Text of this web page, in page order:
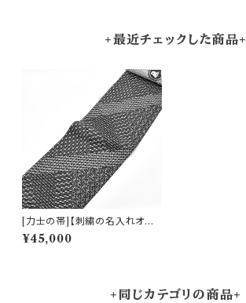
+最近チェックした商品+
[力士の帯]【刺繍の名入れオプ
ション有】西陣織 老舗機屋 謹製
切子七宝 経浮かし錦織 正絹 日
¥45,000
+同じカテゴリの商品+